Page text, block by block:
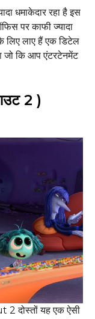
धमाकेदार रहा है इस
पर काफी ज्यादा
लिए लाए हैं एक डिटेल
जो कि आप एंटरटेनमेंट
2 )
2 दोस्तों यह एक ऐसी